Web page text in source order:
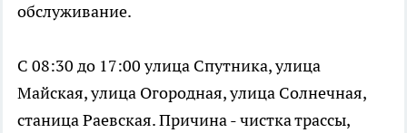
обслуживание.
С 08:30 до 17:00 улица Спутника, улица
Майская, улица Огородная, улица Солнечная,
станица Раевская. Причина - чистка трассы,